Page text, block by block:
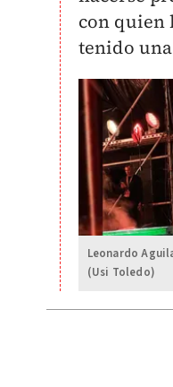
con quien
tenido
Leonardo
(Usi Toledo)